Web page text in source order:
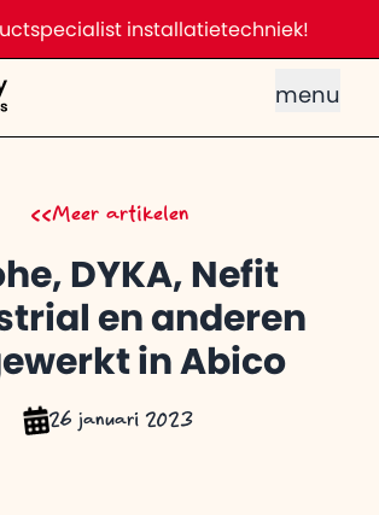
installatietechniek!
menu
<<Meer artikelen
DYKA, Nefit
en anderen
in Abico
26 januari 2023